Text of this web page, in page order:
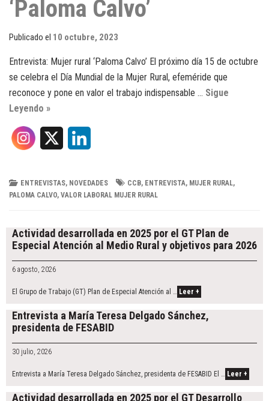
‘Paloma Calvo’
Publicado el 10 octubre, 2023
Entrevista: Mujer rural ‘Paloma Calvo’ El próximo día 15 de octubre
se celebra el Día Mundial de la Mujer Rural, efeméride que
reconoce y pone en valor el trabajo indispensable … Sigue
Leyendo »
n
e
d
n
ENTREVISTAS, NOVEDADES CCB, ENTREVISTA, MUJER RURAL,
PALOMA CALVO, VALOR LABORAL MUJER RURAL
navigation
Actividad desarrollada en 2025 por el GT Plan de
Especial Atención al Medio Rural y objetivos para 2026
6 agosto, 2026
El Grupo de Trabajo (GT) Plan de Especial Atención al … Leer +
Entrevista a María Teresa Delgado Sánchez,
presidenta de FESABID
30 julio, 2026
Entrevista a María Teresa Delgado Sánchez, presidenta de FESABID El … Leer +
Actividad desarrollada en 2025 por el GT Desarrollo